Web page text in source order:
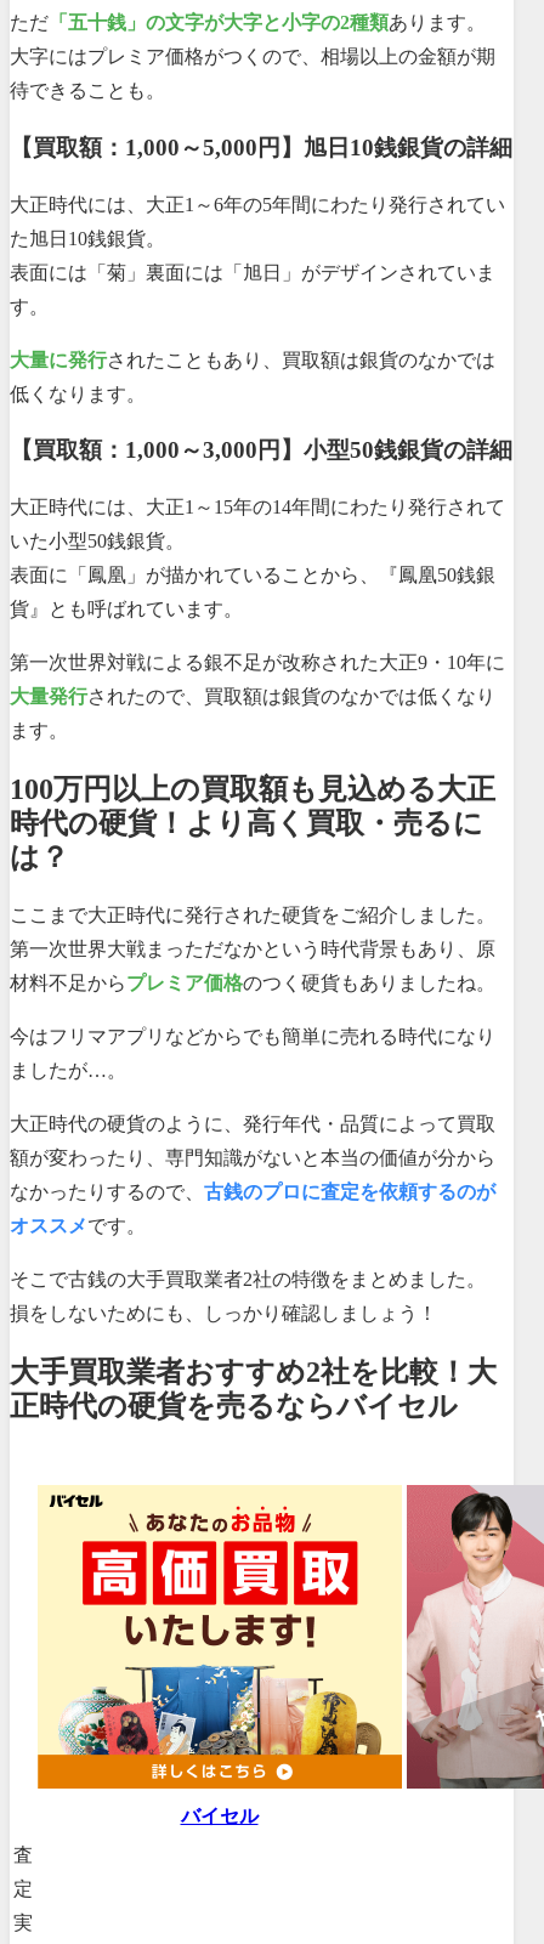
ただ 「五十銭」の文字が大字と小字の2種類あります。
大字にはプレミア価格がつくので、相場以上の金額が期
待できることも。
【買取額：1,000～5,000円】旭日10銭銀貨の詳細
大正時代には、大正1～6年の5年間にわたり発行されてい
た旭日10銭銀貨。
表面には「菊」裏面には「旭日」がデザインされていま
す。
大量に発行されたこともあり、買取額は銀貨のなかでは
低くなります。
【買取額：1,000～3,000円】小型50銭銀貨の詳細
大正時代には、大正1～15年の14年間にわたり発行されて
いた小型50銭銀貨。
表面に「鳳凰」が描かれていることから、『鳳凰50銭銀
貨』とも呼ばれています。
第一次世界対戦による銀不足が改称された大正9・10年に
大量発行されたので、買取額は銀貨のなかでは低くなり
ます。
100万円以上の買取額も見込める大正
時代の硬貨！より高く買取・売るに
は？
ここまで大正時代に発行された硬貨をご紹介しました。
第一次世界大戦まっただなかという時代背景もあり、原
材料不足からプレミア価格のつく硬貨もありましたね。
今はフリマアプリなどからでも簡単に売れる時代になり
ましたが…。
大正時代の硬貨のように、発行年代・品質によって買取
額が変わったり、専門知識がないと本当の価値が分から
なかったりするので、 古銭のプロに査定を依頼するのが
オススメです。
そこで古銭の大手買取業者2社の特徴をまとめました。
損をしないためにも、しっかり確認しましょう！
大手買取業者おすすめ2社を比較！大
正時代の硬貨を売るならバイセル
バイセル
査
定
実